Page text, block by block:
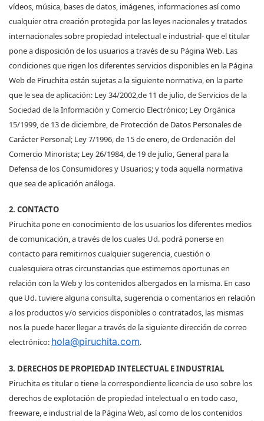
vídeos, música, bases de datos, imágenes, informaciones así como
cualquier otra creación protegida por las leyes nacionales y tratados
internacionales sobre propiedad intelectual e industrial- que el titular
pone a disposición de los usuarios a través de su Página Web. Las
condiciones que rigen los diferentes servicios disponibles en la Página
Web de Piruchita están sujetas a la siguiente normativa, en la parte
que le sea de aplicación: Ley 34/2002,de 11 de julio, de Servicios de la
Sociedad de la Información y Comercio Electrónico; Ley Orgánica
15/1999, de 13 de diciembre, de Protección de Datos Personales de
Carácter Personal; Ley 7/1996, de 15 de enero, de Ordenación del
Comercio Minorista; Ley 26/1984, de 19 de julio, General para la
Defensa de los Consumidores y Usuarios; y toda aquella normativa
que sea de aplicación análoga.
2. CONTACTO
Piruchita pone en conocimiento de los usuarios los diferentes medios
de comunicación, a través de los cuales Ud. podrá ponerse en
contacto para remitirnos cualquier sugerencia, cuestión o
cualesquiera otras circunstancias que estimemos oportunas en
relación con la Web y los contenidos albergados en la misma. En caso
que Ud. tuviere alguna consulta, sugerencia o comentarios en relación
a los productos y/o servicios disponibles o contratados, las mismas
nos la puede hacer llegar a través de la siguiente dirección de correo
electrónico: hola@piruchita.com.
3. DERECHOS DE PROPIEDAD INTELECTUAL E INDUSTRIAL
Piruchita es titular o tiene la correspondiente licencia de uso sobre los
derechos de explotación de propiedad intelectual o en todo caso,
freeware, e industrial de la Página Web, así como de los contenidos